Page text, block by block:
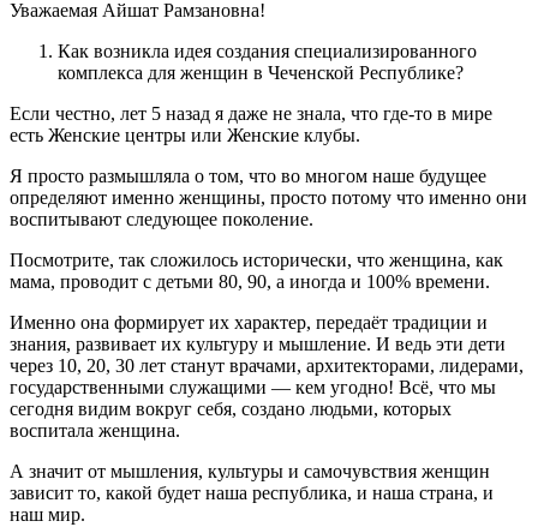
Уважаемая Айшат Рамзановна!
Как возникла идея создания специализированного
комплекса для женщин в Чеченской Республике?
Если честно, лет 5 назад я даже не знала, что где-то в мире
есть Женские центры или Женские клубы.
Я просто размышляла о том, что во многом наше будущее
определяют именно женщины, просто потому что именно они
воспитывают следующее поколение.
Посмотрите, так сложилось исторически, что женщина, как
мама, проводит с детьми 80, 90, а иногда и 100% времени.
Именно она формирует их характер, передаёт традиции и
знания, развивает их культуру и мышление. И ведь эти дети
через 10, 20, 30 лет станут врачами, архитекторами, лидерами,
государственными служащими — кем угодно! Всё, что мы
сегодня видим вокруг себя, создано людьми, которых
воспитала женщина.
А значит от мышления, культуры и самочувствия женщин
зависит то, какой будет наша республика, и наша страна, и
наш мир.